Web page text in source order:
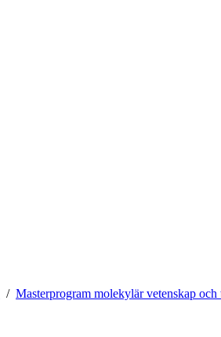
Masterprogram molekylär vetenskap